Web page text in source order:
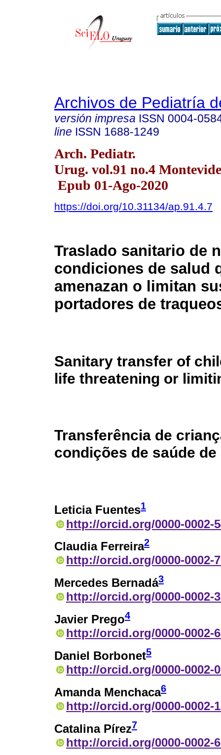
Archivos de Pediatría
versión impresa ISSN 0004-
line ISSN 1688-1249
Arch. Pediatr.
Urug. vol.91 no.4
Epub 01-Ago-2020
https://doi.org/10.31134/ap.91.4.7
Traslado sanitario de
condiciones de salud
amenazan o limitan
portadores de
Sanitary transfer of
life threatening or
Transferência de
condições de saúde
Leticia Fuentes1
http://orcid.org/0000-0002-
Claudia Ferreira2
http://orcid.org/0000-0002-
Mercedes Bernadá3
http://orcid.org/0000-0002-
Javier Prego4
http://orcid.org/0000-0002-
Daniel Borbonet5
http://orcid.org/0000-0002-
Amanda Menchaca6
http://orcid.org/0000-0002-
Catalina Pírez7
http://orcid.org/0000-0002-